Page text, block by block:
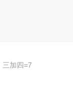
三加四=7